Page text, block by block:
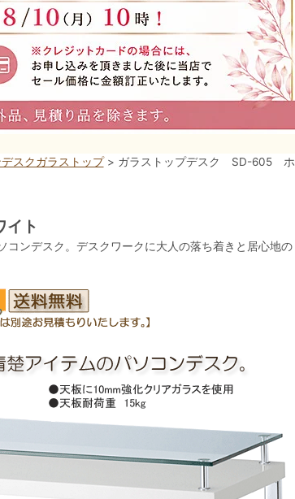
スクガラストップ> ガラストップデスク SD-605 ホ
ト
コンデスク。デスクワークに大人の落ち着きと居心地の